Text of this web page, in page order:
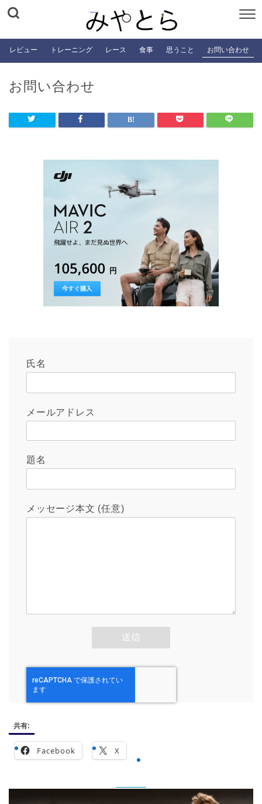
レビュー トレーニング レース 食事 思うこと お問い合わせ
お問い合わせ
氏名
メールアドレス
題名
メッセージ本文 (任意)
共有:
Facebook X